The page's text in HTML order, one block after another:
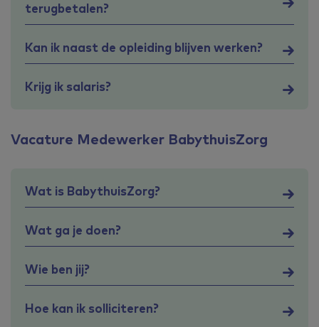
terugbetalen?
Kan ik naast de opleiding blijven werken?
Krijg ik salaris?
Vacature Medewerker BabythuisZorg
Wat is BabythuisZorg?
Wat ga je doen?
Wie ben jij?
Hoe kan ik solliciteren?